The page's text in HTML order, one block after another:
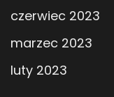
czerwiec 2023
marzec 2023
luty 2023